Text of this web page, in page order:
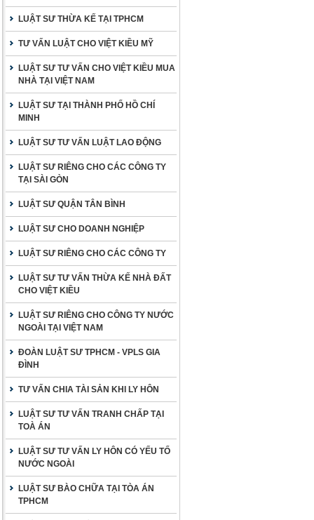
LUẬT SƯ THỪA KẾ TẠI TPHCM
TƯ VẤN LUẬT CHO VIỆT KIỀU MỸ
LUẬT SƯ TƯ VẤN CHO VIỆT KIỀU MUA
NHÀ TẠI VIỆT NAM
LUẬT SƯ TẠI THÀNH PHỐ HỒ CHÍ
MINH
LUẬT SƯ TƯ VẤN LUẬT LAO ĐỘNG
LUẬT SƯ RIÊNG CHO CÁC CÔNG TY
TẠI SÀI GÒN
LUẬT SƯ QUẬN TÂN BÌNH
LUẬT SƯ CHO DOANH NGHIỆP
LUẬT SƯ RIÊNG CHO CÁC CÔNG TY
LUẬT SƯ TƯ VẤN THỪA KẾ NHÀ ĐẤT
CHO VIỆT KIỀU
LUẬT SƯ RIÊNG CHO CÔNG TY NƯỚC
NGOÀI TẠI VIỆT NAM
ĐOÀN LUẬT SƯ TPHCM - VPLS GIA
ĐÌNH
TƯ VẤN CHIA TÀI SẢN KHI LY HÔN
LUẬT SƯ TƯ VẤN TRANH CHẤP TẠI
TOÀ ÁN
LUẬT SƯ TƯ VẤN LY HÔN CÓ YẾU TỐ
NƯỚC NGOÀI
LUẬT SƯ BÀO CHỮA TẠI TÒA ÁN
TPHCM